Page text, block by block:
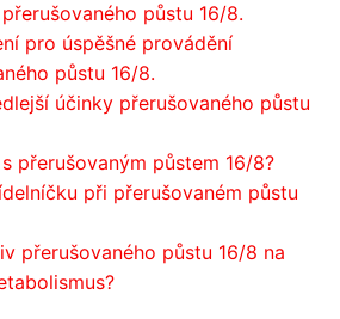
půstu 16/8.
pro úspěšné provádění
půstu 16/8.
účinky přerušovaného půstu
přerušovaným půstem 16/8?
při přerušovaném půstu
přerušovaného půstu 16/8 na